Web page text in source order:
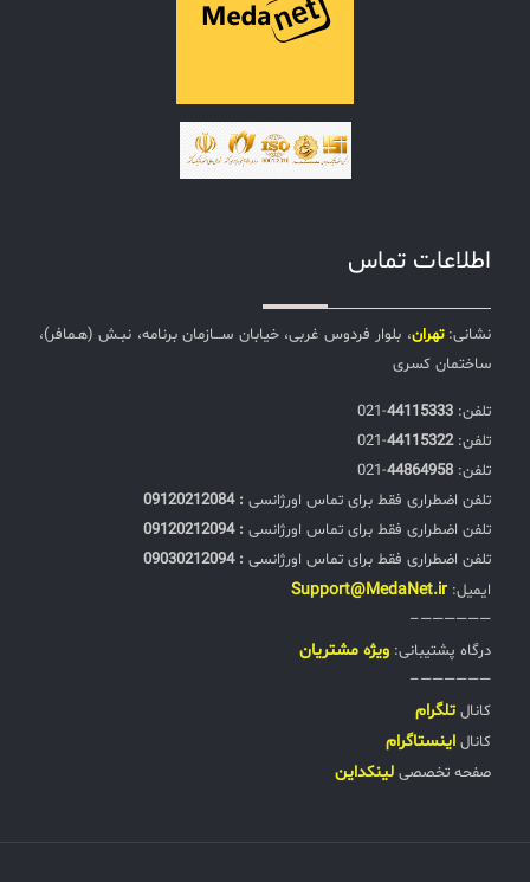
اطلاعات تماس
نشانی:تهران، بلوار فردوس غربی، خیابان ســـازمان برنامه، نبـش (هـمافر)،
ساختمان کسری
تلفن:‌ 44115333
-021
تلفن:‌44115322
-021
تلفن:‌ 44864958
-021
تلفن اضطراری فقط برای تماس اورژانسی : 09120212084
تلفن اضطراری فقط برای تماس اورژانسی : 09120212094
تلفن اضطراری فقط برای تماس اورژانسی : 09030212094
ایمیل: Support@MedaNet.ir
——————–
درگاه پشتیبانی: ويژه مشتریان
——————–
کانال تلگرام
کانال اینستاگرام
صفحه تخصصی لینکداین